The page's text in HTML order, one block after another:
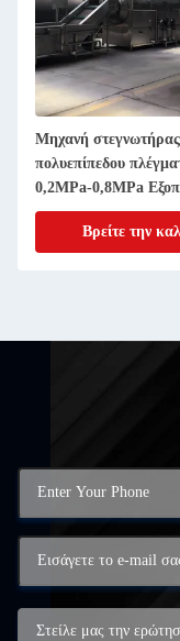
Μηχανή
πολυεπίπεδου
0,2MPa-0,8MPa
στεγνώσεως ζώνης
Βρείτε την